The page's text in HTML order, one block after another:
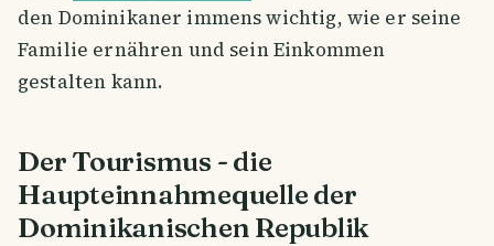
den Dominikaner immens wichtig, wie er seine
Familie ernähren und sein Einkommen
gestalten kann.
Der Tourismus - die
Haupteinnahmequelle der
Dominikanischen Republik